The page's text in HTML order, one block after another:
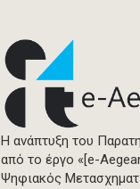
Η ανάπτυξη του
από το έργο «[e-
Ψηφιακός